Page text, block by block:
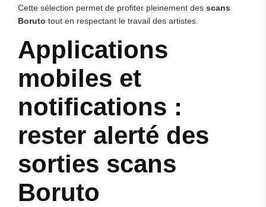
Cette sélection permet de profiter pleinement des scans
Boruto tout en respectant le travail des artistes.
Applications
mobiles et
notifications :
rester alerté des
sorties scans
Boruto